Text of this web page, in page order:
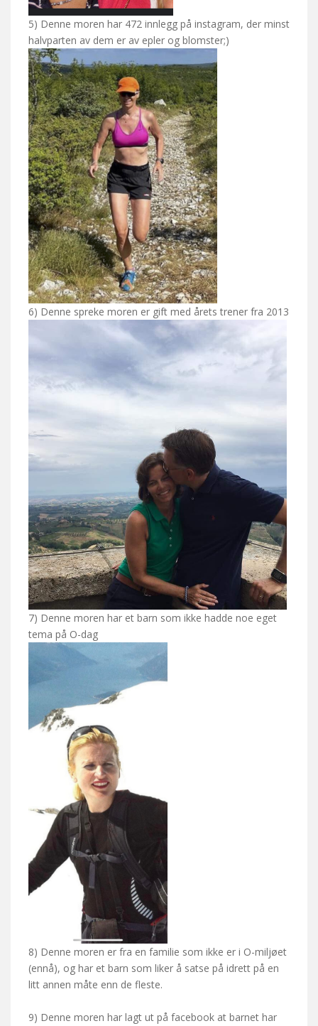
5) Denne moren har 472 innlegg på instagram, der minst
halvparten av dem er av epler og blomster;)
6) Denne spreke moren er gift med årets trener fra 2013
7) Denne moren har et barn som ikke hadde noe eget
tema på O-dag
8) Denne moren er fra en familie som ikke er i O-miljøet
(ennå), og har et barn som liker å satse på idrett på en
litt annen måte enn de fleste.
9) Denne moren har lagt ut på facebook at barnet har